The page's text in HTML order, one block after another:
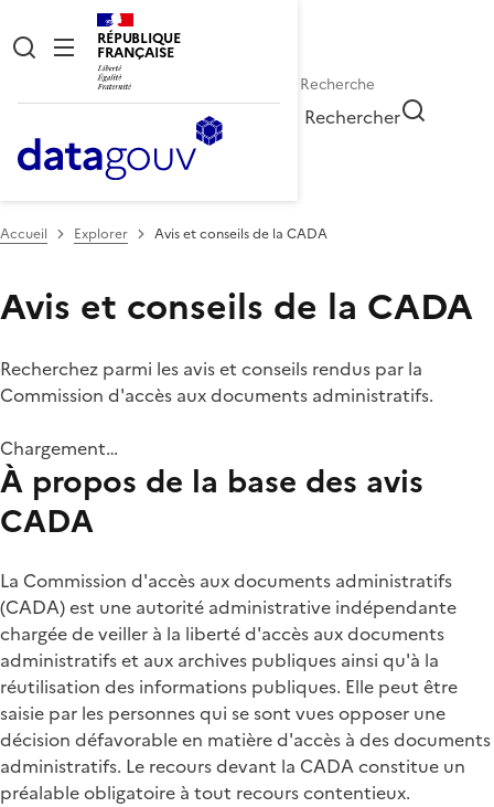
RÉPUBLIQUE
FRANÇAISE
Rechercher
Accueil Explorer Avis et conseils de la CADA
Avis et conseils de la CADA
Recherchez parmi les avis et conseils rendus par la
Commission d'accès aux documents administratifs.
Chargement…
À propos de la base des avis
CADA
La Commission d'accès aux documents administratifs
(CADA) est une autorité administrative indépendante
chargée de veiller à la liberté d'accès aux documents
administratifs et aux archives publiques ainsi qu'à la
réutilisation des informations publiques. Elle peut être
saisie par les personnes qui se sont vues opposer une
décision défavorable en matière d'accès à des documents
administratifs. Le recours devant la CADA constitue un
préalable obligatoire à tout recours contentieux.